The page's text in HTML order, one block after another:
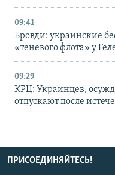
09:41
Бровди: украинские
«теневого флота» у
09:29
КРЦ: Украинцев,
отпускают после
ПРИСОЕДИНЯЙТЕСЬ!